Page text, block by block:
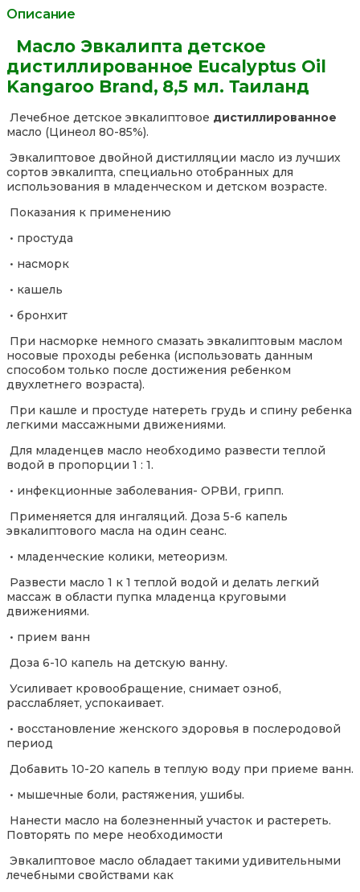
Описание
Масло Эвкалипта детское
дистиллированное Eucalyptus Oil
Kangaroo Brand, 8,5 мл. Таиланд
Лечебное детское эвкалиптовое дистиллированное
масло (Цинеол 80-85%).
Эвкалиптовое двойной дистилляции масло из лучших
сортов эвкалипта, специально отобранных для
использования в младенческом и детском возрасте.
Показания к применению
• простуда
• насморк
• кашель
• бронхит
При насморке немного смазать эвкалиптовым маслом
носовые проходы ребенка (использовать данным
способом только после достижения ребенком
двухлетнего возраста).
При кашле и простуде натереть грудь и спину ребенка
легкими массажными движениями.
Для младенцев масло необходимо развести теплой
водой в пропорции 1 : 1.
• инфекционные заболевания- ОРВИ, грипп.
Применяется для ингаляций. Доза 5-6 капель
эвкалиптового масла на один сеанс.
• младенческие колики, метеоризм.
Развести масло 1 к 1 теплой водой и делать легкий
массаж в области пупка младенца круговыми
движениями.
• прием ванн
Доза 6-10 капель на детскую ванну.
Усиливает кровообращение, снимает озноб,
расслабляет, успокаивает.
• восстановление женского здоровья в послеродовой
период
Добавить 10-20 капель в теплую воду при приеме ванн.
• мышечные боли, растяжения, ушибы.
Нанести масло на болезненный участок и растереть.
Повторять по мере необходимости
Эвкалиптовое масло обладает такими удивительными
лечебными свойствами как